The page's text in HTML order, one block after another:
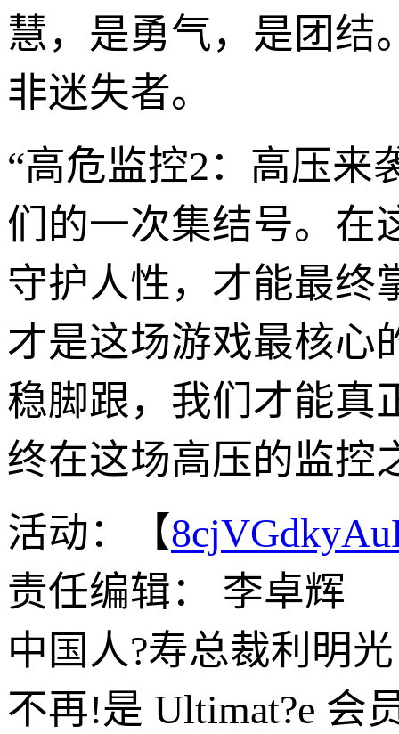
慧，是勇气，是团结
非迷失者。
“高危监控2：高压来
们的一次集结号。在
守护人性，才能最终
才是这场游戏最核心
稳脚跟，我们才能真
终在这场高压的监控
活动：【
责任编辑： 李卓辉
中国人?寿总裁利明
不再!是 Ultimat?e 会